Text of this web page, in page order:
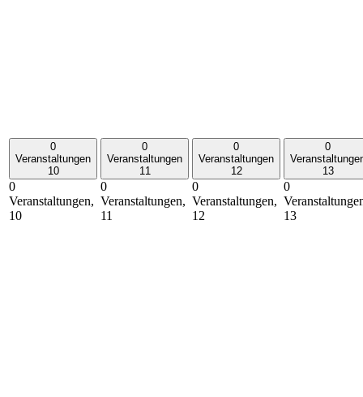
0
Veranstaltungen
10
0
Veranstaltungen,
10
0
Veranstaltungen
11
0
Veranstaltungen,
11
0
Veranstaltungen
12
0
Veranstaltungen,
12
0
13
0
13